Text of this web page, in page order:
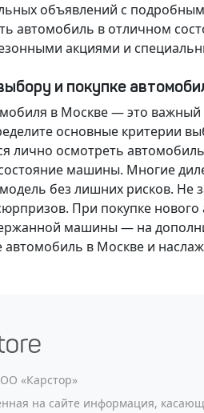
объявлений с
автомобиль в отличном
акциями и
и покупке
в Москве — это
основные критерии
лично осмотреть
машины. Многие
без лишних рисков. Не
При покупке
машины — на
автомобиль в Москве и
«Карстор»
на сайте информация,